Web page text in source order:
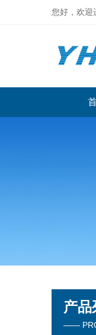
您好，欢迎
深圳市楚
产品
——